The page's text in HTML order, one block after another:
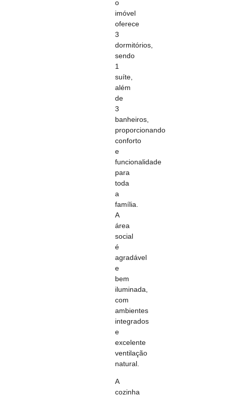
o
imóvel
oferece
3
dormitórios,
sendo
1
suíte,
além
de
3
banheiros,
proporcionando
conforto
e
funcionalidade
para
toda
a
família.
A
área
social
é
agradável
e
bem
iluminada,
com
ambientes
integrados
e
excelente
ventilação
natural.
A
cozinha